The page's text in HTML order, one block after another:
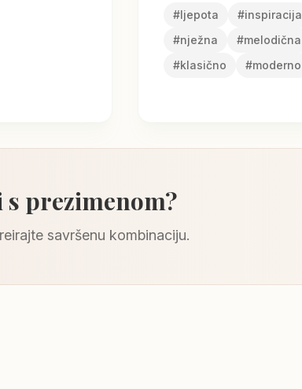
#ljepota #inspiracija
#nježna #melodična
#klasično #moderno
s prezimenom?
savršenu kombinaciju.